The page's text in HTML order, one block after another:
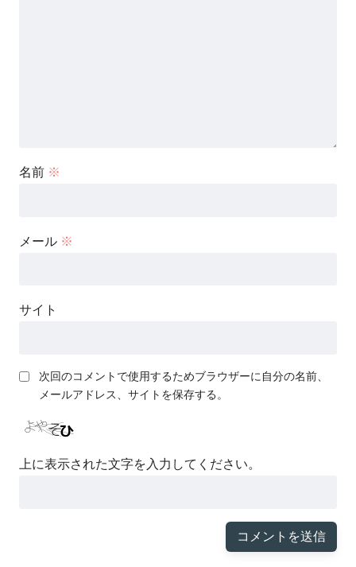
名前 ※
メール ※
サイト
次回のコメントで使用するためブラウザーに自分の名前、
メールアドレス、サイトを保存する。
上に表示された文字を入力してください。